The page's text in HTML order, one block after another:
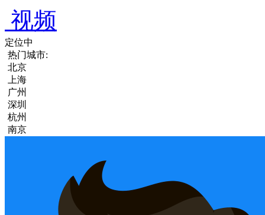
视频
定位中
热门城市:
北京
上海
广州
深圳
杭州
南京